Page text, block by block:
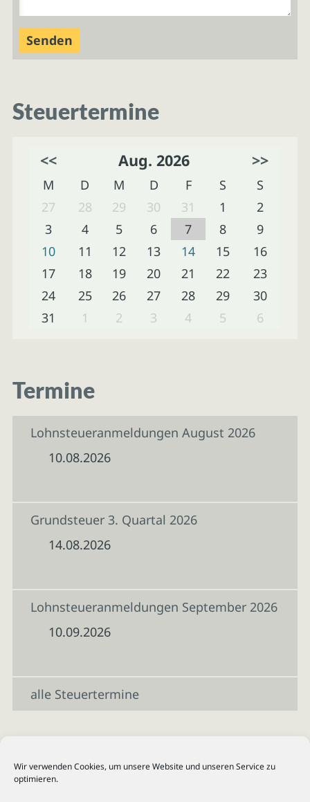
Wir verwenden Cookies, um unsere Website und unseren Service zu
optimieren.
Steuertermine
<< Aug. 2026 >>
M D M D F S
S
27
28 29 30 31 1
2
3
4 5 6 7 8
9
10
11 12 13 14 15
16
17
18 19 20 21 22
23
24
25 26 27 28 29
30
31
1 2 3 4 5 6
Termine
Lohnsteueranmeldungen August 2026
10.08.2026
Grundsteuer 3. Quartal 2026
14.08.2026
Lohnsteueranmeldungen September 2026
10.09.2026
alle Steuertermine